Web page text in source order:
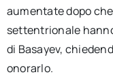
aumentate dopo
settentrionale
di Basayev,
onorarlo.